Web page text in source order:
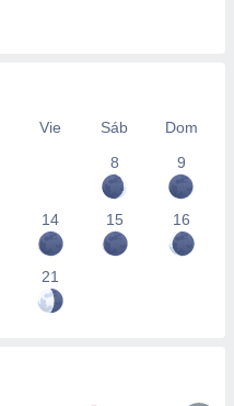
Vie Sáb
Dom
8
9
14 15 16
21